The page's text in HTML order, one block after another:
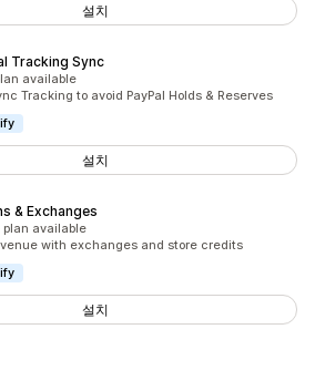
설치
Tracking Sync
available
Tracking to avoid PayPal Holds & Reserves
설치
& Exchanges
plan available
with exchanges and store credits
설치